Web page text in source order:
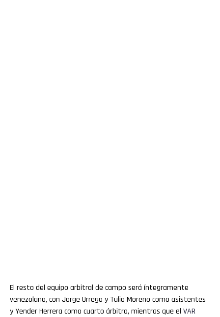
El resto del equipo arbitral de campo será íntegramente
venezolano, con Jorge Urrego y Tulio Moreno como asistentes
y Yender Herrera como cuarto árbitro, mientras que el VAR